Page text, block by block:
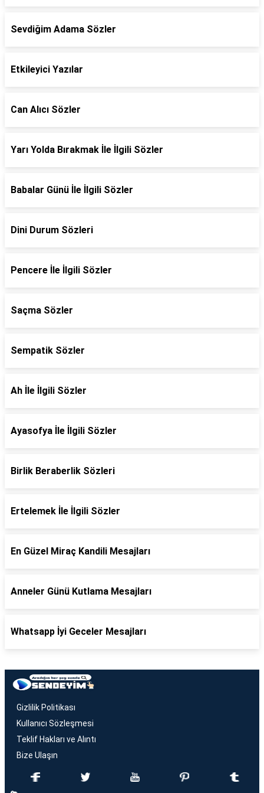
Sevdiğim Adama Sözler
Etkileyici Yazılar
Can Alıcı Sözler
Yarı Yolda Bırakmak İle İlgili Sözler
Babalar Günü İle İlgili Sözler
Dini Durum Sözleri
Pencere İle İlgili Sözler
Saçma Sözler
Sempatik Sözler
Ah İle İlgili Sözler
Ayasofya İle İlgili Sözler
Birlik Beraberlik Sözleri
Ertelemek İle İlgili Sözler
En Güzel Miraç Kandili Mesajları
Anneler Günü Kutlama Mesajları
Whatsapp İyi Geceler Mesajları
Gizlilik Politikası
Kullanıcı Sözleşmesi
Teklif Hakları ve Alıntı
Bize Ulaşın